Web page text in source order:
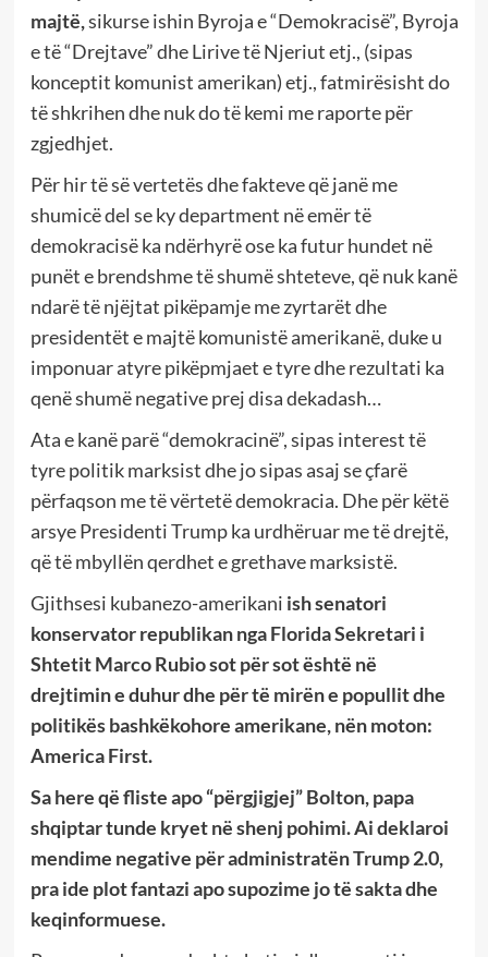
majtë,sikurse ishin Byroja e “Demokracisë”, Byroja
e të “Drejtave” dhe Lirive të Njeriut etj., (sipas
konceptit komunist amerikan) etj., fatmirësisht do
të shkrihen dhe nuk do të kemi me raporte për
zgjedhjet.
Për hir të së vertetës dhe fakteve që janë me
shumicë del se ky department në emër të
demokracisë ka ndërhyrë ose ka futur hundet në
punët e brendshme të shumë shteteve, që nuk kanë
ndarë të njëjtat pikëpamje me zyrtarët dhe
presidentët e majtë komunistë amerikanë, duke u
imponuar atyre pikëpmjaet e tyre dhe rezultati ka
qenë shumë negative prej disa dekadash…
Ata e kanë parë “demokracinë”, sipas interest të
tyre politik marksist dhe jo sipas asaj se çfarë
përfaqson me të vërtetë demokracia. Dhe për këtë
arsye Presidenti Trump ka urdhëruar me të drejtë,
që të mbyllën qerdhet e grethave marksistë.
Gjithsesi kubanezo-amerikani ish senatori
konservator republikan nga Florida Sekretari i
Shtetit Marco Rubio sot për sot është në
drejtimin e duhur dhe për të mirën e popullit dhe
politikës bashkëkohore amerikane, nën moton:
America First.
Sa here që fliste apo “përgjigjej” Bolton, papa
shqiptar tunde kryet në shenj pohimi. Ai deklaroi
mendime negative për administratën Trump 2.0,
pra ide plot fantazi apo supozime jo të sakta dhe
keqinformuese.